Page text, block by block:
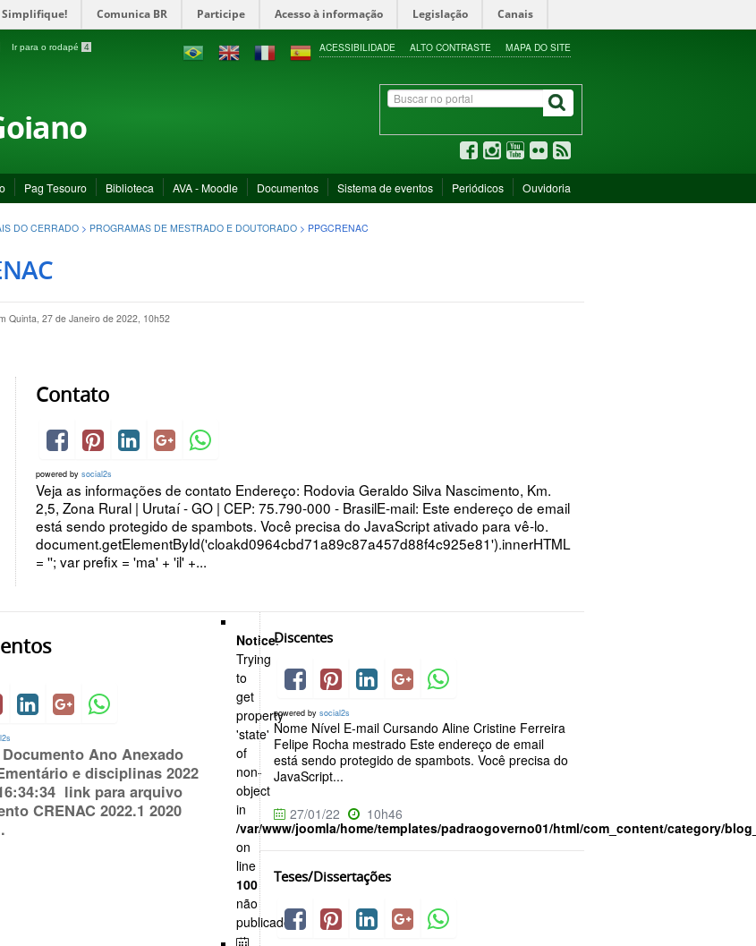
Simplifique! Comunica BR Participe Acesso à informação Legislação Canais
Ir para o rodapé 4 ACESSIBILIDADE ALTO CONTRASTE MAPA DO SITE
Pag Tesouro Biblioteca AVA - Moodle Documentos Sistema de eventos Periódicos Ouvidoria
DO CERRADO > PROGRAMAS DE MESTRADO E DOUTORADO > PPGCRENAC
Quinta, 27 de Janeiro de 2022, 10h52
Contato
powered bysocial2s
Veja as informações de contato Endereço: Rodovia Geraldo Silva Nascimento, Km.
2,5, Zona Rural | Urutaí - GO | CEP: 75.790-000 - BrasilE-mail: Este endereço de email
está sendo protegido de spambots. Você precisa do JavaScript ativado para vê-lo.
document.getElementById('cloakd0964cbd71a89c87a457d88f4c925e81').innerHTML
= ''; var prefix = 'ma' + 'il' +...
Ano Anexado
e disciplinas 2022
link para arquivo
CRENAC 2022.1 2020
Notice:
Trying
to
get
property
'state'
of
non-
object
in
/var/www/joomla/home/templates/padraogoverno01/html/com_content/category/
on
line
100
não
publicado
Discentes
powered bysocial2s
Nome Nível E-mail Cursando Aline Cristine Ferreira
Felipe Rocha mestrado Este endereço de email
está sendo protegido de spambots. Você precisa do
JavaScript...
27/01/22 10h46
Teses/Dissertações